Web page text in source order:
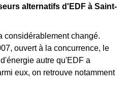
alternatifs d'EDF à Saint-
considérablement changé.
ouvert à la concurrence, le
autre qu'EDF a
eux, on retrouve notamment